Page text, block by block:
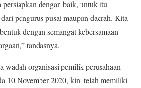
dengan baik, untuk itu
pengurus pusat maupun daerah. Kita
dengan semangat kebersamaan
tandasnya.
wadah organisasi pemilik perusahaan
10 November 2020, kini telah memiliki